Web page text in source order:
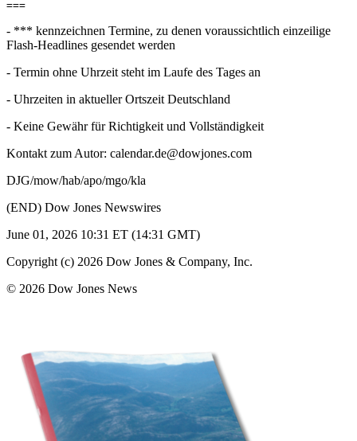
- *** kennzeichnen Termine, zu denen voraussichtlich einzeilige
Flash-Headlines gesendet werden
- Termin ohne Uhrzeit steht im Laufe des Tages an
- Uhrzeiten in aktueller Ortszeit Deutschland
- Keine Gewähr für Richtigkeit und Vollständigkeit
Kontakt zum Autor: calendar.de@dowjones.com
DJG/mow/hab/apo/mgo/kla
(END) Dow Jones Newswires
June 01, 2026 10:31 ET (14:31 GMT)
Copyright (c) 2026 Dow Jones & Company, Inc.
© 2026 Dow Jones News